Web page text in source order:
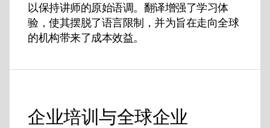
以保持讲师的原始语调。翻译增强了学习体
验，使其摆脱了语言限制，并为旨在走向全球
的机构带来了成本效益。
企业培训与全球企业